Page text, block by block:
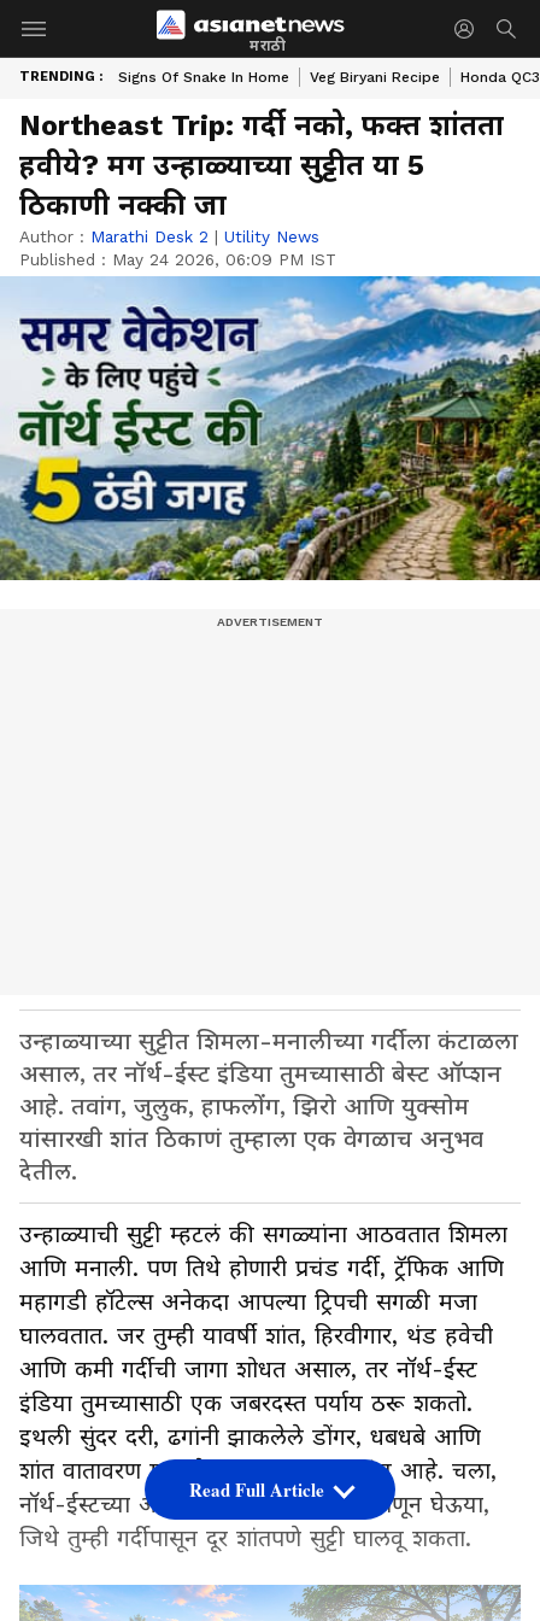
मराठी
TRENDING : Signs Of Snake In Home Veg Biryani Recipe Honda
Northeast Trip: गर्दी नको, फक्त शांतता
हवीये? मग उन्हाळ्याच्या सुट्टीत या 5
ठिकाणी नक्की जा
Author : Marathi Desk 2 | Utility News
Published : May 24 2026, 06:09 PM IST
उन्हाळ्याच्या सुट्टीत शिमला-मनालीच्या गर्दीला कंटाळला
असाल, तर नॉर्थ-ईस्ट इंडिया तुमच्यासाठी बेस्ट ऑप्शन
आहे. तवांग, जुलुक, हाफलोंग, झिरो आणि युक्सोम
यांसारखी शांत ठिकाणं तुम्हाला एक वेगळाच अनुभव
देतील.
उन्हाळ्याची सुट्टी म्हटलं की सगळ्यांना आठवतात शिमला
आणि मनाली. पण तिथे होणारी प्रचंड गर्दी, ट्रॅफिक आणि
महागडी हॉटेल्स अनेकदा आपल्या ट्रिपची सगळी मजा
घालवतात. जर तुम्ही यावर्षी शांत, हिरवीगार, थंड हवेची
आणि कमी गर्दीची जागा शोधत असाल, तर नॉर्थ-ईस्ट
इंडिया तुमच्यासाठी एक जबरदस्त पर्याय ठरू शकतो.
इथली सुंदर दरी, ढगांनी झाकलेले डोंगर, धबधबे आणि
शांत वातावरण म्हणजे एखाद्या स्वप्नासारखंच आहे. चला,
नॉर्थ-ईस्टच्या अशा 5 थंड ठिकाणांबद्दल जाणून घेऊया,
जिथे तुम्ही गर्दीपासून दूर शांतपणे सुट्टी घालवू शकता.
Read Full Article